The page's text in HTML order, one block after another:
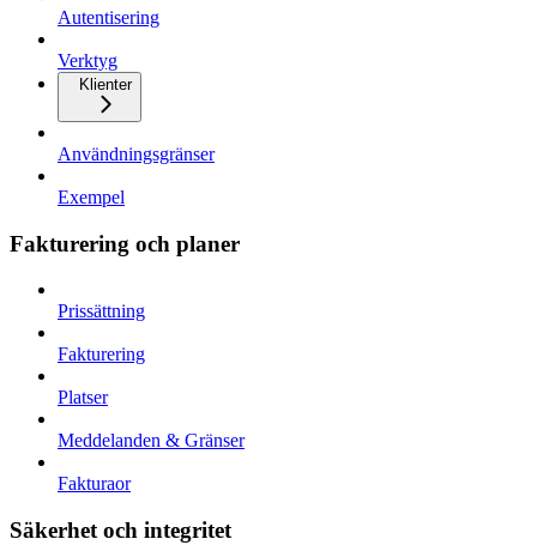
Autentisering
Verktyg
Klienter
Användningsgränser
Exempel
Fakturering och planer
Prissättning
Fakturering
Platser
Meddelanden & Gränser
Fakturaor
Säkerhet och integritet